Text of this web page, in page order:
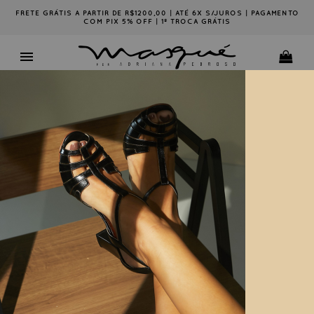
FRETE GRÁTIS A PARTIR DE R$1200,00 | ATÉ 6X S/JUROS | PAGAMENTO
COM PIX 5% OFF | 1ª TROCA GRÁTIS
Ordenar por:
33 34 35
37 39